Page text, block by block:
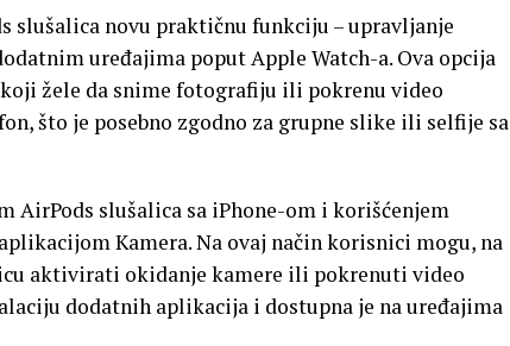
slušalica novu praktičnu funkciju – upravljanje
uređajima poput Apple Watch-a. Ova opcija
žele da snime fotografiju ili pokrenu video
što je posebno zgodno za grupne slike ili selfije sa
AirPods slušalica sa iPhone-om i korišćenjem
Kamera. Na ovaj način korisnici mogu, na
aktivirati okidanje kamere ili pokrenuti video
dodatnih aplikacija i dostupna je na uređajima